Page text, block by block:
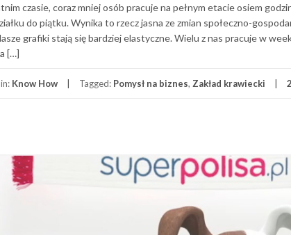
czasie, coraz mniej osób pracuje na pełnym etacie osiem
do piątku. Wynika to rzecz jasna ze zmian społeczno-
grafiki stają się bardziej elastyczne. Wielu z nas pracuje w
[…]
Know How Tagged: Pomysł na biznes, Zakład krawiecki